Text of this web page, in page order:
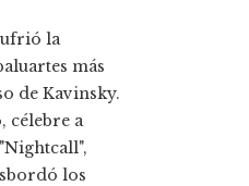
la
más
de Kavinsky.
célebre a
los